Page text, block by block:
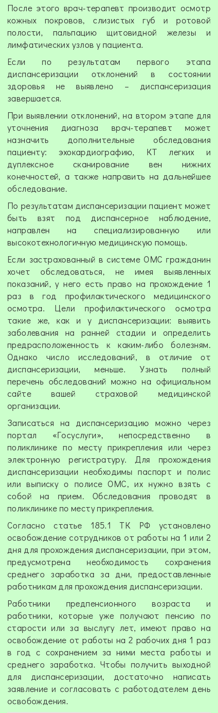
После этого врач-терапевт производит осмотр
кожных покровов, слизистых губ и ротовой
полости, пальпацию щитовидной железы и
лимфатических узлов у пациента.
Если по результатам первого этапа
диспансеризации отклонений в состоянии
здоровья не выявлено – диспансеризация
завершается.
При выявлении отклонений, на втором этапе для
уточнения диагноза врач-терапевт может
назначить дополнительные обследования
пациенту: эхокардиографию, КТ легких и
дуплексное сканирование вен нижних
конечностей, а также направить на дальнейшее
обследование.
По результатам диспансеризации пациент может
быть взят под диспансерное наблюдение,
направлен на специализированную или
высокотехнологичную медицинскую помощь.
Если застрахованный в системе ОМС гражданин
хочет обследоваться, не имея выявленных
показаний, у него есть право на прохождение 1
раз в год профилактического медицинского
осмотра. Цели профилактического осмотра
такие же, как и у диспансеризации: выявить
заболевания на ранней стадии и определить
предрасположенность к каким-либо болезням.
Однако число исследований, в отличие от
диспансеризации, меньше. Узнать полный
перечень обследований можно на официальном
сайте вашей страховой медицинской
организации.
Записаться на диспансеризацию можно через
портал «Госуслуги», непосредственно в
поликлинике по месту прикрепления или через
электронную регистратуру. Для прохождения
диспансеризации необходимы паспорт и полис
или выписку о полисе ОМС, их нужно взять с
собой на прием. Обследования проводят в
поликлинике по месту прикрепления.
Согласно статье 185.1 ТК РФ установлено
освобождение сотрудников от работы на 1 или 2
дня для прохождения диспансеризации, при этом,
предусмотрена необходимость сохранения
среднего заработка за дни, предоставленные
работникам для прохождения диспансеризации.
Работники предпенсионного возраста и
работники, которые уже получают пенсию по
старости или за выслугу лет, имеют право на
освобождение от работы на 2 рабочих дня 1 раз
в год с сохранением за ними места работы и
среднего заработка. Чтобы получить выходной
для диспансеризации, достаточно написать
заявление и согласовать с работодателем день
освобождения.